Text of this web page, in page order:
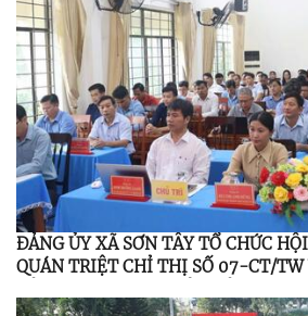
ĐẢNG ỦY XÃ SƠN TÂY TỔ CHỨC
QUÁN TRIỆT CHỈ THỊ SỐ 07-CT/TW